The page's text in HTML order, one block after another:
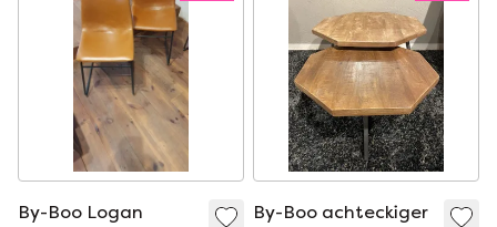
By-Boo Logan
By-Boo achteckiger